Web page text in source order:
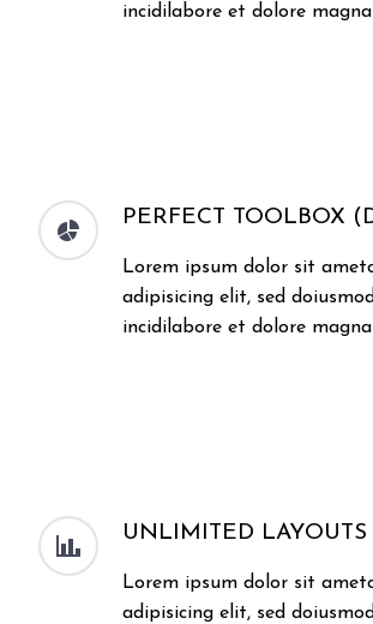
incidilabore et dolore magna

 PERFECT TOOLBOX
Lorem ipsum dolor sit
adipisicing elit, sed
incidilabore et dolore magna

 UNLIMITED LAYOUTS
Lorem ipsum dolor sit
adipisicing elit, sed